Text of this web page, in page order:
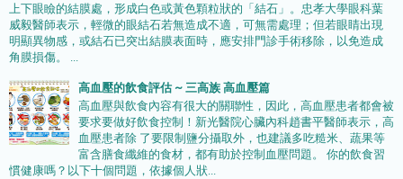
上下眼瞼的結膜處，形成白色或黃色顆粒狀的「結石」。忠孝大學眼科葉
威毅醫師表示，輕微的眼結石若無造成不適，可無需處理；但若眼睛出現
明顯異物感，或結石已突出結膜表面時，應安排門診手術移除，以免造成
角膜損傷。 ...
高血壓的飲食評估 ~ 三高族 高血壓篇
高血壓與飲食內容有很大的關聯性，因此，高血壓患者都會被
要求要做好飲食控制！新光醫院心臟內科趙書平醫師表示，高
血壓患者除 了要限制鹽分攝取外，也建議多吃糙米、蔬果等
富含膳食纖維的食材，都有助於控制血壓問題。 你的飲食習
慣健康嗎？以下十個問題，依據個人狀...